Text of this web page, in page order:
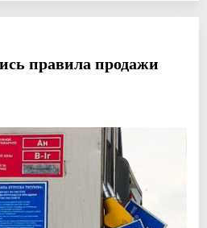
правила продажи